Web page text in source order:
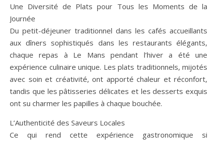
Une Diversité de Plats pour Tous les Moments de la
Journée
Du petit-déjeuner traditionnel dans les cafés accueillants
aux dîners sophistiqués dans les restaurants élégants,
chaque repas à Le Mans pendant l’hiver a été une
expérience culinaire unique. Les plats traditionnels, mijotés
avec soin et créativité, ont apporté chaleur et réconfort,
tandis que les pâtisseries délicates et les desserts exquis
ont su charmer les papilles à chaque bouchée.
L’Authenticité des Saveurs Locales
Ce qui rend cette expérience gastronomique si